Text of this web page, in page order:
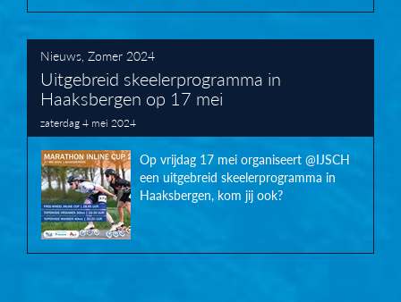
Nieuws Zomer 2024
Uitgebreid skeelerprogramma in
Haaksbergen op 17 mei
zaterdag 4 mei 2024
Op vrijdag 17 mei organiseert @IJSCH
een uitgebreid skeelerprogramma in
Haaksbergen, kom jij ook?